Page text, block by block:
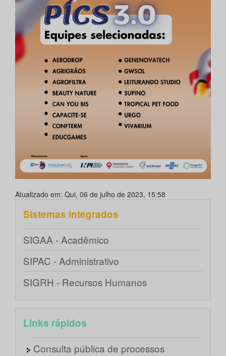
Atualizado em: Qui, 06 de julho de 2023, 15:58
Sistemas integrados
SIGAA - Acadêmico
SIPAC - Administrativo
SIGRH - Recursos Humanos
Links rápidos
Consulta pública de processos